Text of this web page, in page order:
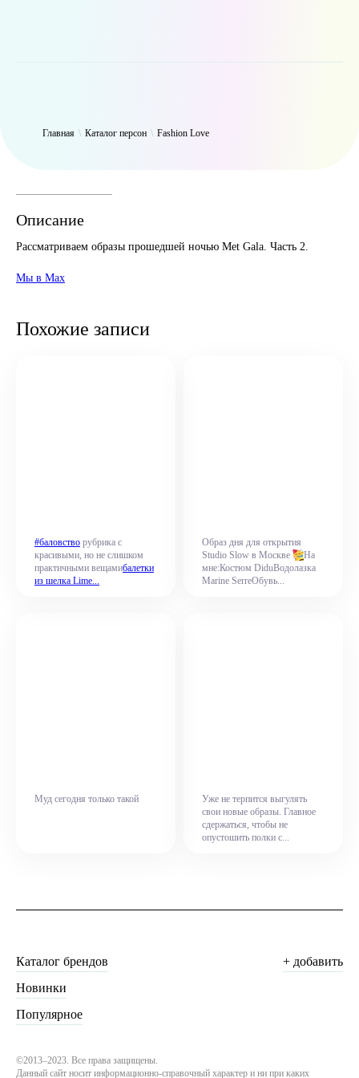
Главная \ Каталог персон \ Fashion Love
Описание
Рассматриваем образы прошедшей ночью Met Gala. Часть 2.
Мы в Max
Похожие записи
#баловство рубрика с
красивыми, но не слишком
практичными вещамибалетки
из шелка Lime...
Образ дня для открытия
Studio Slow в Москве
На
мне:Костюм DiduВодолазка
Marine SerreОбувь...
Муд сегодня только такой
Уже не терпится выгулять
свои новые образы. Главное
сдержаться, чтобы не
опустошить полки с...
Каталог брендов
Новинки
Популярное
+ добавить
©2013–2023. Все права защищены.
Данный сайт носит информационно-справочный характер и ни при каких